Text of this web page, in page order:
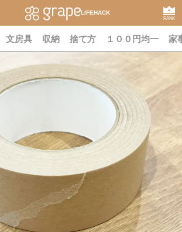
LIFEHACK
RANK
文房具 収納 捨て方 １００円均一 家